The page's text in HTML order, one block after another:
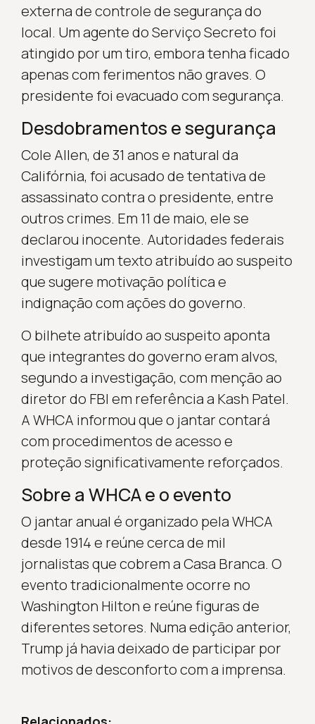
externa de controle de segurança do
local. Um agente do Serviço Secreto foi
atingido por um tiro, embora tenha ficado
apenas com ferimentos não graves. O
presidente foi evacuado com segurança.
Desdobramentos e segurança
Cole Allen, de 31 anos e natural da
Califórnia, foi acusado de tentativa de
assassinato contra o presidente, entre
outros crimes. Em 11 de maio, ele se
declarou inocente. Autoridades federais
investigam um texto atribuído ao suspeito
que sugere motivação política e
indignação com ações do governo.
O bilhete atribuído ao suspeito aponta
que integrantes do governo eram alvos,
segundo a investigação, com menção ao
diretor do FBI em referência a Kash Patel.
A WHCA informou que o jantar contará
com procedimentos de acesso e
proteção significativamente reforçados.
Sobre a WHCA e o evento
O jantar anual é organizado pela WHCA
desde 1914 e reúne cerca de mil
jornalistas que cobrem a Casa Branca. O
evento tradicionalmente ocorre no
Washington Hilton e reúne figuras de
diferentes setores. Numa edição anterior,
Trump já havia deixado de participar por
motivos de desconforto com a imprensa.